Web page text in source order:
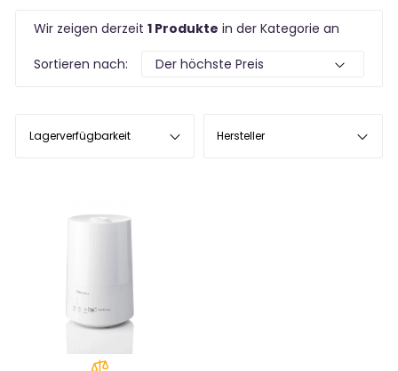
Wir zeigen derzeit1 Produkte in der Kategorie an
Sortieren nach:
Lagerverfügbarkeit Hersteller